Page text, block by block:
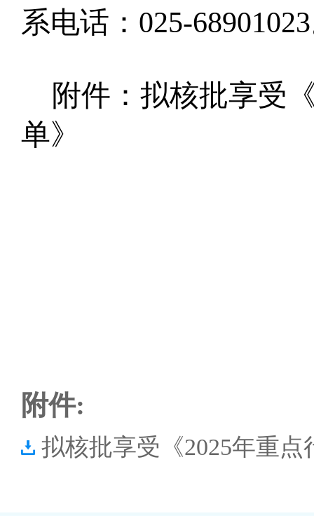
系电话： 025-68901023
附件：拟核批享受
单》
附件:
拟核批享受《2025年重